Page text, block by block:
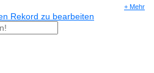
+ Mehr
Rekord zu bearbeiten